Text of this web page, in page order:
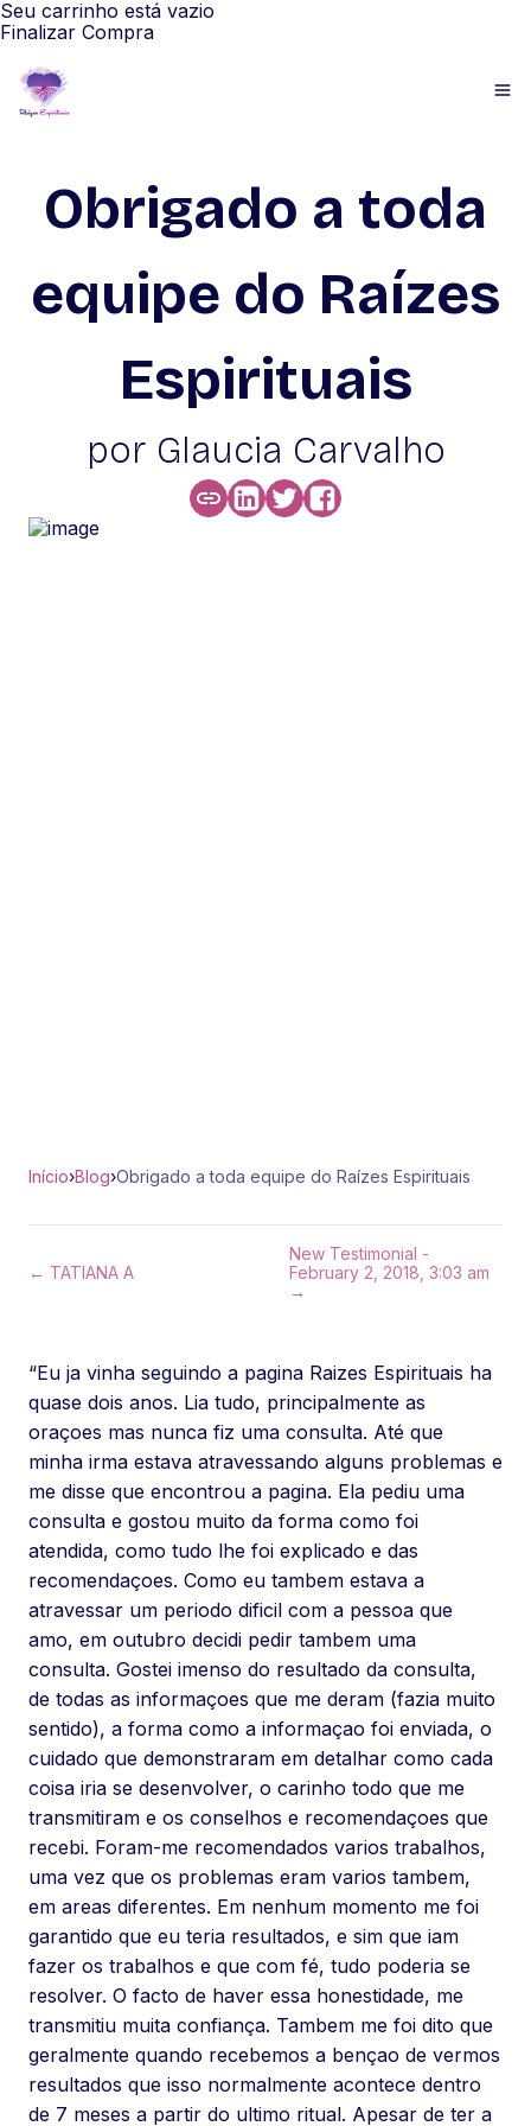
Seu carrinho está vazio
Finalizar Compra
Obrigado a toda
equipe do Raízes
Espirituais
por Glaucia Carvalho
Início›Blog›Obrigado a toda equipe do Raízes Espirituais
← TATIANA A
New Testimonial -
February 2, 2018, 3:03 am
→
“Eu ja vinha seguindo a pagina Raizes Espirituais ha
quase dois anos. Lia tudo, principalmente as
oraçoes mas nunca fiz uma consulta. Até que
minha irma estava atravessando alguns problemas e
me disse que encontrou a pagina. Ela pediu uma
consulta e gostou muito da forma como foi
atendida, como tudo lhe foi explicado e das
recomendaçoes. Como eu tambem estava a
atravessar um periodo dificil com a pessoa que
amo, em outubro decidi pedir tambem uma
consulta. Gostei imenso do resultado da consulta,
de todas as informaçoes que me deram (fazia muito
sentido), a forma como a informaçao foi enviada, o
cuidado que demonstraram em detalhar como cada
coisa iria se desenvolver, o carinho todo que me
transmitiram e os conselhos e recomendaçoes que
recebi. Foram-me recomendados varios trabalhos,
uma vez que os problemas eram varios tambem,
em areas diferentes. Em nenhum momento me foi
garantido que eu teria resultados, e sim que iam
fazer os trabalhos e que com fé, tudo poderia se
resolver. O facto de haver essa honestidade, me
transmitiu muita confiança. Tambem me foi dito que
geralmente quando recebemos a bençao de vermos
resultados que isso normalmente acontece dentro
de 7 meses a partir do ultimo ritual. Apesar de ter a